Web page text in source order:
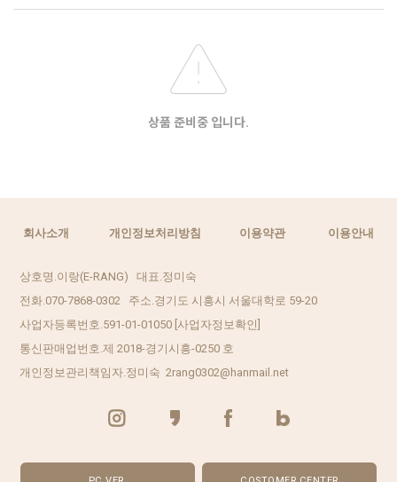
상품 준비중 입니다.
회사소개 개인정보처리방침 이용약관 이용안내
상호명.이랑(E-RANG) 대표.정미숙
전화.070-7868-0302 주소.경기도 시흥시 서울대학로 59-20
사업자등록번호.591-01-01050 [사업자정보확인]
통신판매업번호.제 2018-경기시흥-0250 호
개인정보관리책임자.정미숙 2rang0302@hanmail.net